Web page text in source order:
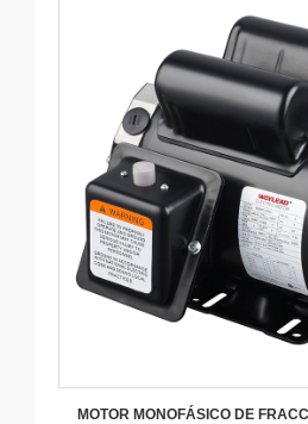
MOTOR MONOFÁSICO DE